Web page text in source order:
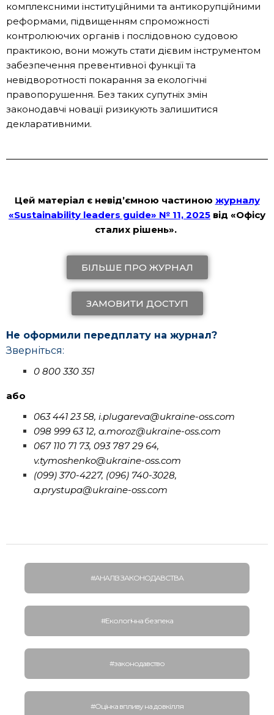
комплексними інституційними та антикорупційними
реформами, підвищенням спроможності
контролюючих органів і послідовною судовою
практикою, вони можуть стати дієвим інструментом
забезпечення превентивної функції та
невідворотності покарання за екологічні
правопорушення. Без таких супутніх змін
законодавчі новації ризикують залишитися
декларативними.
Цей матеріал є невідʼємною частиною журналу
«Sustainability leaders guide» № 11, 2025 від «Офісу
сталих рішень».
БІЛЬШЕ ПРО ЖУРНАЛ
ЗАМОВИТИ ДОСТУП
Не оформили передплату на журнал?
Зверніться:
0 800 330 351
або
063 441 23 58, i.plugareva@ukraine-oss.com
098 999 63 12, a.moroz@ukraine-oss.com
067 110 71 73, 093 787 29 64,
v.tymoshenko@ukraine-oss.com
(099) 370-4227, (096) 740-3028,
a.prystupa@ukraine-oss.com
#АНАЛІЗ ЗАКОНОДАВСТВА
#Екологічна безпека
#законодавство
#Оцінка впливу на довкілля